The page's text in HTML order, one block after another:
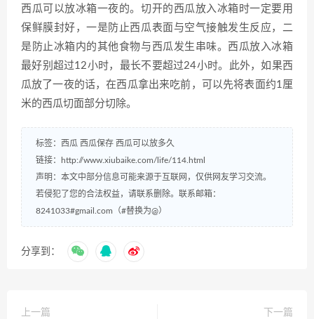
西瓜可以放冰箱一夜的。切开的西瓜放入冰箱时一定要用
保鲜膜封好，一是防止西瓜表面与空气接触发生反应，二
是防止冰箱内的其他食物与西瓜发生串味。西瓜放入冰箱
最好别超过12小时，最长不要超过24小时。此外，如果西
瓜放了一夜的话，在西瓜拿出来吃前，可以先将表面约1厘
米的西瓜切面部分切除。
标签： 西瓜 西瓜保存 西瓜可以放多久
链接：
http://www.xiubaike.com/life/114.html
声明：本文中部分信息可能来源于互联网，仅供网友学习交流。
若侵犯了您的合法权益，请联系删除。联系邮箱：
8241033#gmail.com（#替换为@）
分享到：
上一篇
下一篇